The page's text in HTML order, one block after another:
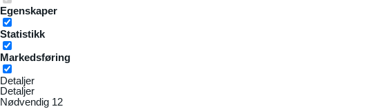
Egenskaper
Statistikk
Markedsføring
Detaljer
Detaljer
Nødvendig 12